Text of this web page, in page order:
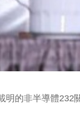
的非半導體232